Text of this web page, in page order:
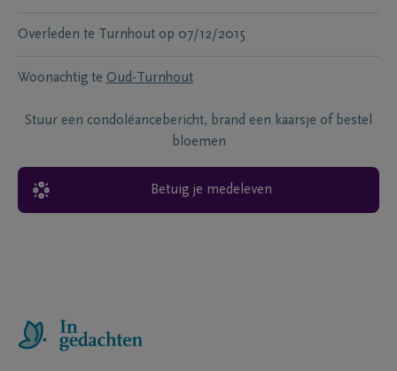
Overleden te Turnhout op 07/12/2015
Woonachtig te Oud-Turnhout
Stuur een condoléancebericht, brand een kaarsje of bestel
bloemen
Betuig je medeleven